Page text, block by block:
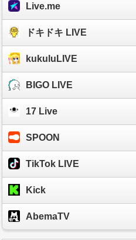
Live.me
ドキドキ LIVE
kukuluLIVE
BIGO LIVE
17 Live
SPOON
TikTok LIVE
Kick
AbemaTV